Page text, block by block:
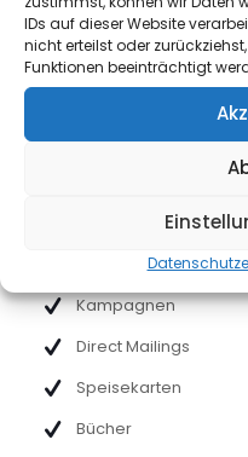
IDs auf dieser Website
nicht erteilst oder
Funktionen beeinträchtigt
Visitenkarten
Flyer
Broschüren
Geschäftspapiere
Aufkleber
Kampagnen
Direct Mailings
Speisekarten
Bücher